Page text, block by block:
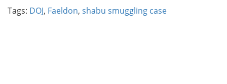
Tags: DOJ, Faeldon, shabu smuggling case